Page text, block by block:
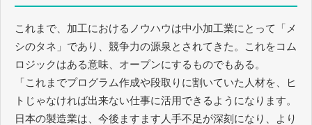
これまで、加工におけるノウハウは中小加工業にとって「メ
シのタネ」であり、競争力の源泉とされてきた。これをコム
ロジックはある意味、オープンにするものでもある。
「これまでプログラム作成や段取りに割いていた人材を、ヒ
トじゃなければ出来ない仕事に活用できるようになります。
日本の製造業は、今後ますます人手不足が深刻になり、より